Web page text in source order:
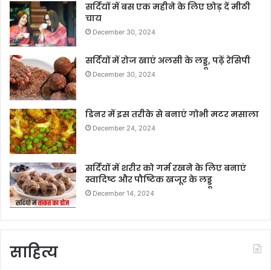
सर्दियों में बस एक महीने के लिए छोड़ दें मीठी
चाय
December 30, 2024
सर्दियों में रोज खाएं अलसी के लड्डू, पढ़ें रेसिपी
December 30, 2024
डिनर में इस तरीके से बनाएं गोभी मटर मसाला
December 24, 2024
सर्दियों में शरीर को गर्म रखने के लिए बनाएं
स्वादिष्ट और पौष्टिक खजूर के लड्डू
December 14, 2024
साहित्य